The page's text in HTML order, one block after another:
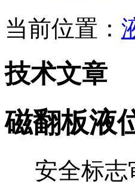
当前位置：
技术文章
磁翻板液
安全标志